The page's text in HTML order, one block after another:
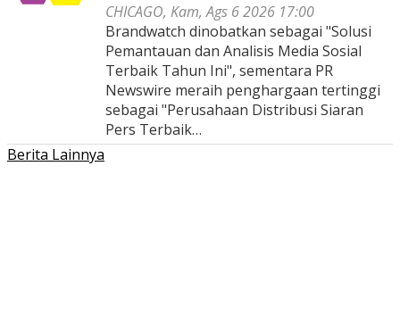
CHICAGO, Kam, Ags 6 2026 17:00
Brandwatch dinobatkan sebagai "Solusi
Pemantauan dan Analisis Media Sosial
Terbaik Tahun Ini", sementara PR
Newswire meraih penghargaan tertinggi
sebagai "Perusahaan Distribusi Siaran
Pers Terbaik…
Berita Lainnya